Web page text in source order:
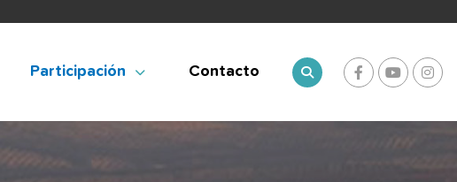
Participación Contacto